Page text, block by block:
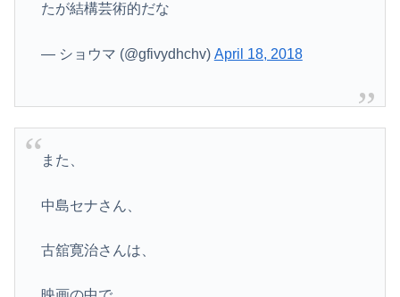
たが結構芸術的だな
— ショウマ (@gfivydhchv) April 18, 2018
また、
中島セナさん、
古舘寛治さんは、